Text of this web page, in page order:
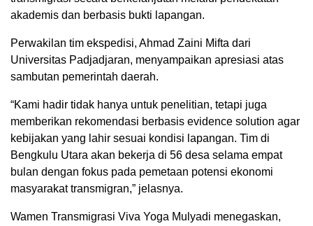
akademis dan berbasis bukti lapangan.
Perwakilan tim ekspedisi, Ahmad Zaini Mifta dari
Universitas Padjadjaran, menyampaikan apresiasi atas
sambutan pemerintah daerah.
“Kami hadir tidak hanya untuk penelitian, tetapi juga
memberikan rekomendasi berbasis evidence solution agar
kebijakan yang lahir sesuai kondisi lapangan. Tim di
Bengkulu Utara akan bekerja di 56 desa selama empat
bulan dengan fokus pada pemetaan potensi ekonomi
masyarakat transmigran,” jelasnya.
Wamen Transmigrasi Viva Yoga Mulyadi menegaskan,